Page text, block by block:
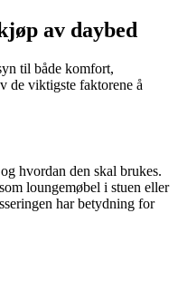
av daybed
til både komfort,
de viktigste faktorene å
hvordan den skal brukes.
loungemøbel i stuen eller
har betydning for